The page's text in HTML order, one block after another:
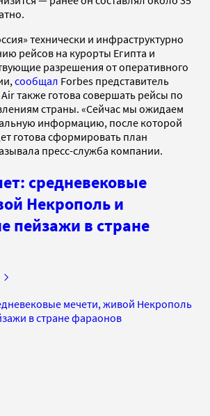
технически и инфраструктурно
рейсов на курорты Египта и
разрешения от оперативного
сообщал Forbes представитель
также готова совершать рейсы по
страны. «Сейчас мы ожидаем
информацию, после которой
готова сформировать план
пресс-служба компании.
средневековые
Некрополь и
пейзажи в стране
мечети, живой Некрополь
в стране фараонов